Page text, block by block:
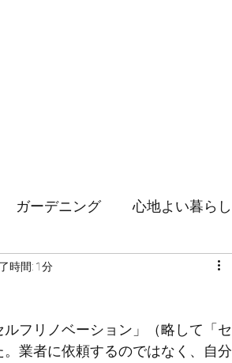
ガーデニング 心地よい暮らし
時間: 1分
フリノベーション」（略して「セ
業者に依頼するのではなく、自分